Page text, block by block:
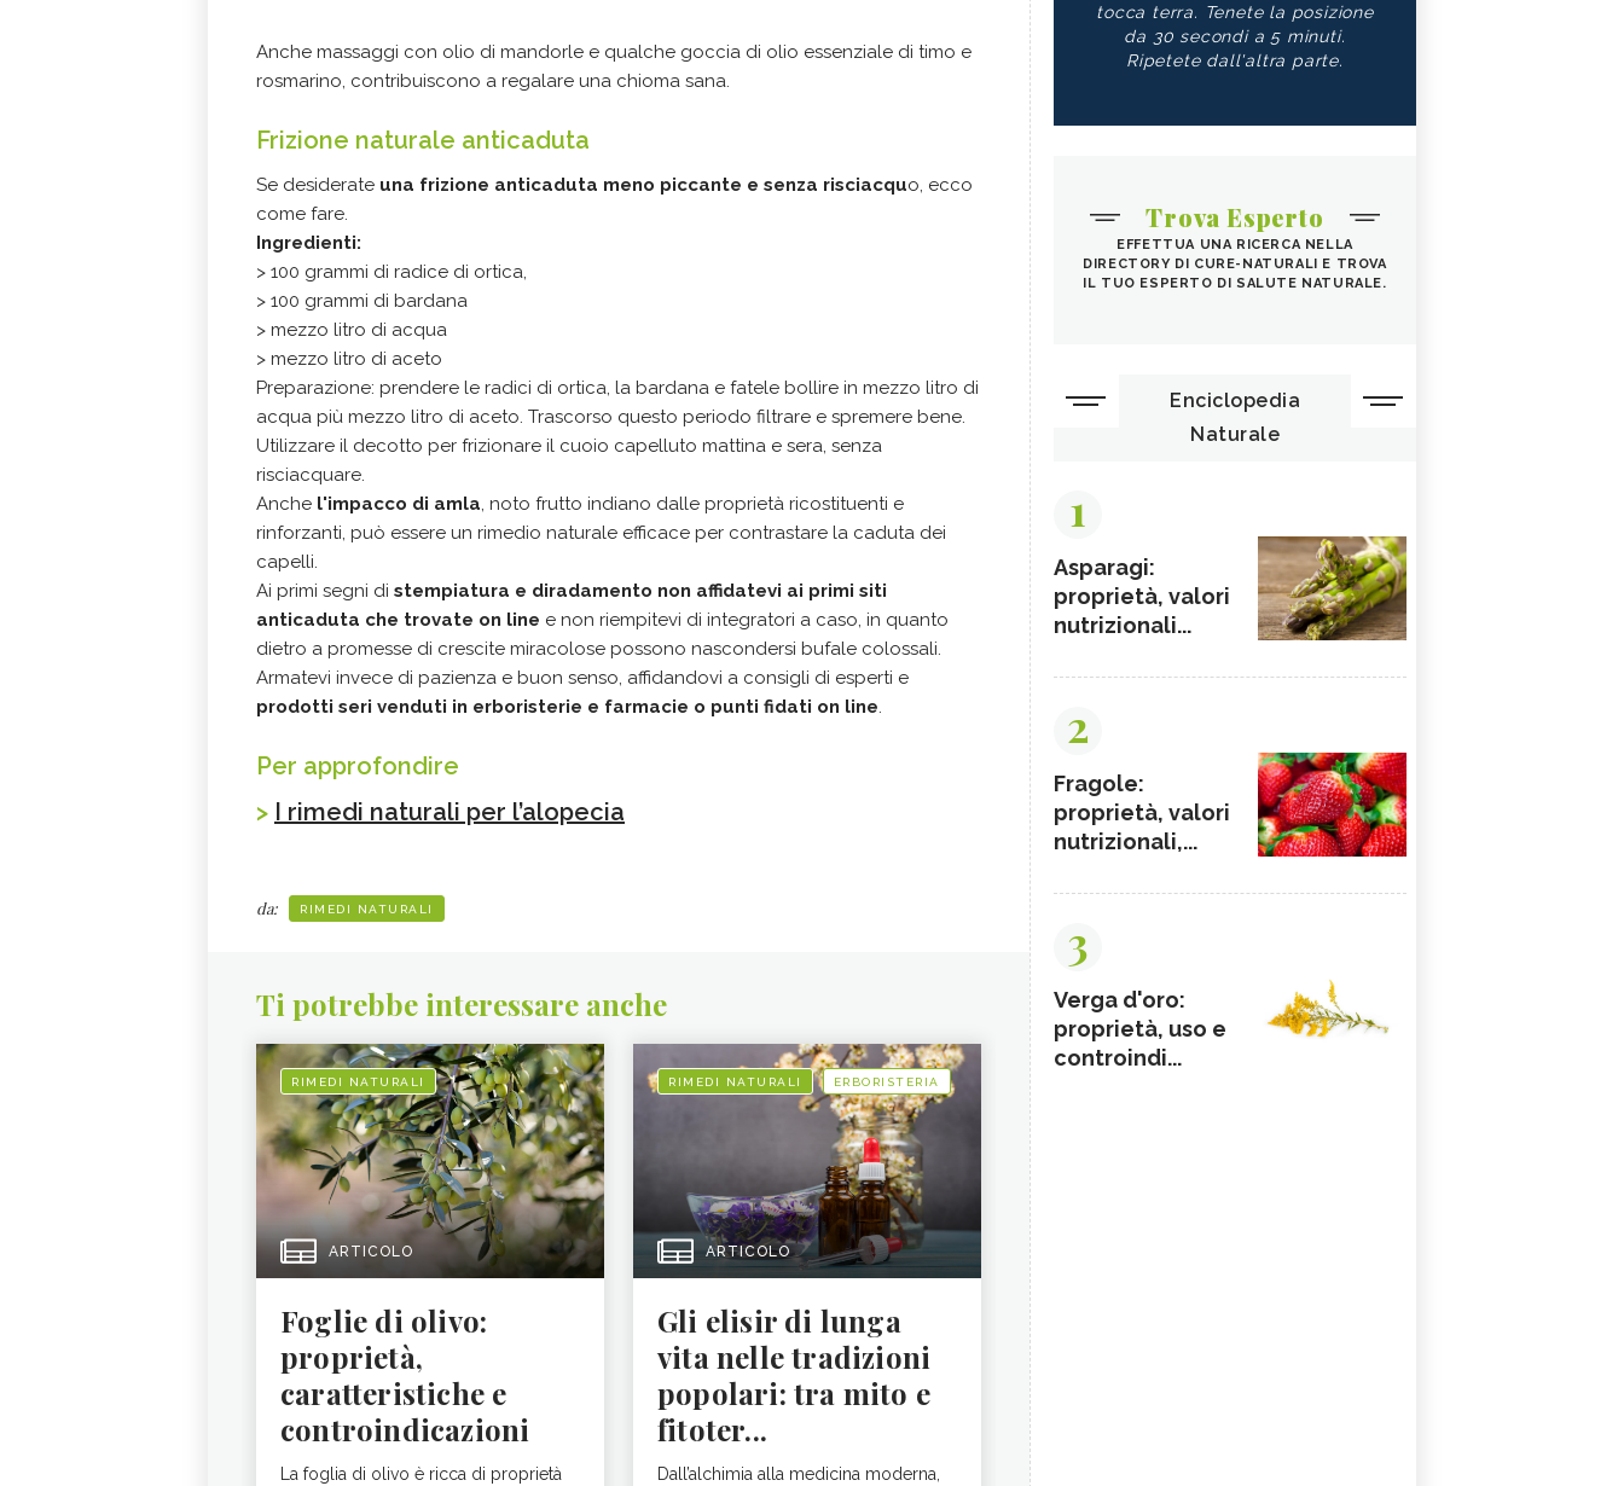
Anche massaggi con olio di mandorle e qualche goccia di olio essenziale di timo e
rosmarino, contribuiscono a regalare una chioma sana.
Frizione naturale anticaduta
Se desiderate una frizione anticaduta meno piccante e senza risciacquo, ecco
come fare.
Ingredienti:
> 100 grammi di radice di ortica,
> 100 grammi di bardana
> mezzo litro di acqua
> mezzo litro di aceto
Preparazione: prendere le radici di ortica, la bardana e fatele bollire in mezzo litro di
acqua più mezzo litro di aceto. Trascorso questo periodo filtrare e spremere bene.
Utilizzare il decotto per frizionare il cuoio capelluto mattina e sera, senza
risciacquare.
Anche l'impacco di amla, noto frutto indiano dalle proprietà ricostituenti e
rinforzanti, può essere un rimedio naturale efficace per contrastare la caduta dei
capelli.
Ai primi segni di stempiatura e diradamento non affidatevi ai primi siti
anticaduta che trovate on line e non riempitevi di integratori a caso, in quanto
dietro a promesse di crescite miracolose possono nascondersi bufale colossali.
Armatevi invece di pazienza e buon senso, affidandovi a consigli di esperti e
prodotti seri venduti in erboristerie e farmacie o punti fidati on line.
Per approfondire
> I rimedi naturali per l’alopecia
da: RIMEDI NATURALI
Ti potrebbe interessare anche
RIMEDI NATURALI
ARTICOLO
Foglie di olivo:
proprietà,
caratteristiche e
controindicazioni
La foglia di olivo è ricca di proprietà
RIMEDI NATURALI ERBORISTERIA
ARTICOLO
Gli elisir di lunga
vita nelle tradizioni
popolari: tra mito e
fitoter...
Dall’alchimia alla medicina moderna,
tocca terra. Tenete la posizione
da 30 secondi a 5 minuti.
Ripetete dall'altra parte.
Trova Esperto
EFFETTUA UNA RICERCA NELLA
DIRECTORY DI CURE-NATURALI E TROVA
IL TUO ESPERTO DI SALUTE NATURALE.
Enciclopedia
Naturale
1
Asparagi:
proprietà, valori
nutrizionali...
2
Fragole:
proprietà, valori
nutrizionali,...
3
Verga d'oro:
proprietà, uso e
controindi...